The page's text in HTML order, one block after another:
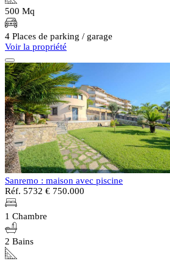
500 Mq
4 Places de parking / garage
Voir la propriété
Sanremo : maison avec piscine
Réf. 5732 € 750.000
1 Chambre
2 Bains